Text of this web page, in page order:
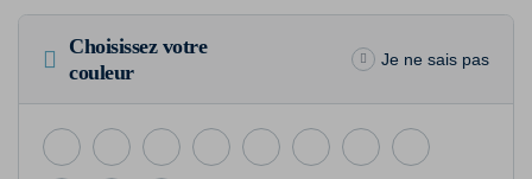
Choisissez votre
couleur
Je ne sais pas